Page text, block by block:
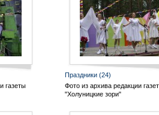
газеты
Праздники (24)
Фото из архива редакции
"Холуницкие зори"